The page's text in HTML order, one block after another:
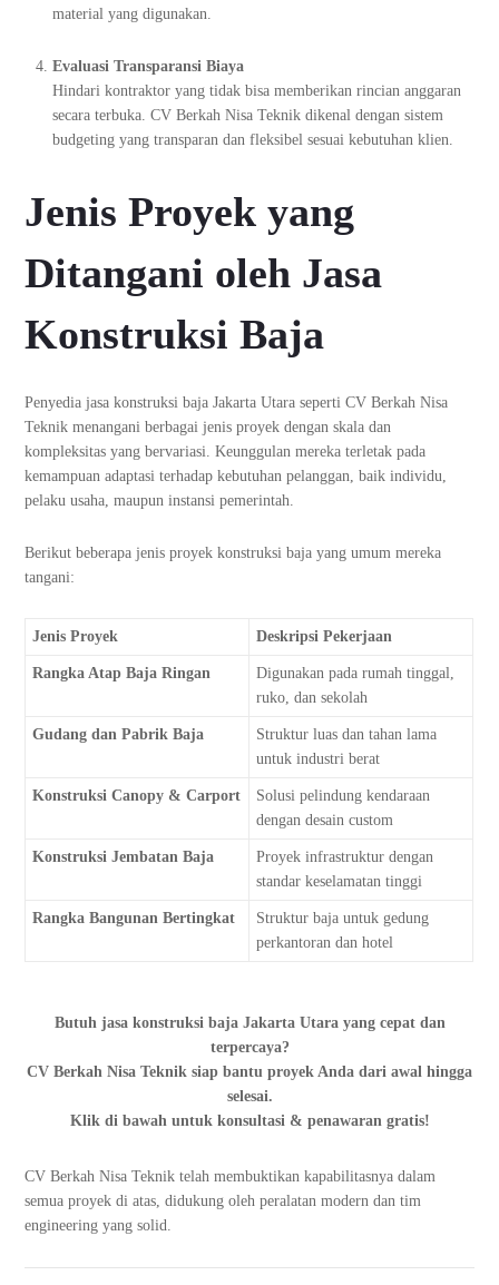
material yang digunakan.
Evaluasi Transparansi Biaya
Hindari kontraktor yang tidak bisa memberikan rincian anggaran
secara terbuka. CV Berkah Nisa Teknik dikenal dengan sistem
budgeting yang transparan dan fleksibel sesuai kebutuhan klien.
Jenis Proyek yang
Ditangani oleh Jasa
Konstruksi Baja
Penyedia jasa konstruksi baja Jakarta Utara seperti CV Berkah Nisa
Teknik menangani berbagai jenis proyek dengan skala dan
kompleksitas yang bervariasi. Keunggulan mereka terletak pada
kemampuan adaptasi terhadap kebutuhan pelanggan, baik individu,
pelaku usaha, maupun instansi pemerintah.
Berikut beberapa jenis proyek konstruksi baja yang umum mereka
tangani:
Jenis Proyek Deskripsi Pekerjaan
Rangka Atap Baja Ringan
Digunakan pada rumah tinggal,
ruko, dan sekolah
Gudang dan Pabrik Baja
Struktur luas dan tahan lama
untuk industri berat
Konstruksi Canopy & Carport
Solusi pelindung kendaraan
dengan desain custom
Konstruksi Jembatan Baja
Proyek infrastruktur dengan
standar keselamatan tinggi
Rangka Bangunan Bertingkat
Struktur baja untuk gedung
perkantoran dan hotel
Butuh jasa konstruksi baja Jakarta Utara yang cepat dan
terpercaya?
CV Berkah Nisa Teknik siap bantu proyek Anda dari awal hingga
selesai.
Klik di bawah untuk konsultasi & penawaran gratis!
CV Berkah Nisa Teknik telah membuktikan kapabilitasnya dalam
semua proyek di atas, didukung oleh peralatan modern dan tim
engineering yang solid.